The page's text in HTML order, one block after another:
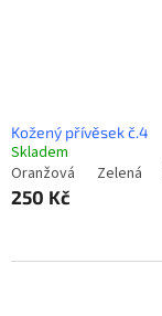
Kožený přívěsek č.4
Skladem
Oranžová
Zelená
250 Kč